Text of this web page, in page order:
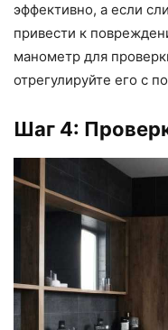
эффективно, а если
привести к
манометр для
отрегулируйте его с
Шаг 4: